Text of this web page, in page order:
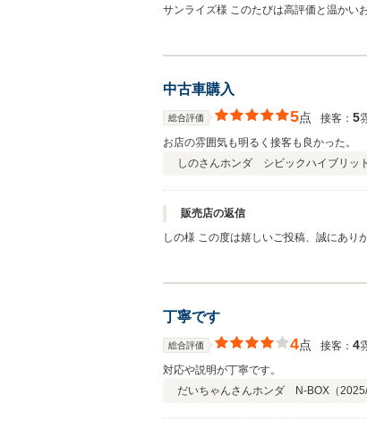
サンライズ様 このたびは高評価と温かい
中古車購入
総合評価 5点 接客： 5
お店の雰囲気も明るく接客も良かった。
しのさんホンダ シビックハイブリッ
販売店の返信
しの様 この度は嬉しいご投稿、誠にありがとうございます。 また、接客・お店の雰囲気・アフターサービス・お車の品質すべてにおいて「5」のご評価をいただき、スタッフ一同大
丁寧です
総合評価 4点 接客： 4
対応や説明が丁寧です。
だいちゃんさんホンダ N-BOX（